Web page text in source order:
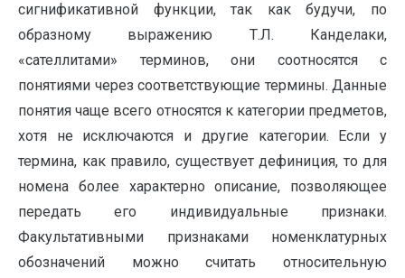
сигнификативной функции, так как будучи, по
образному выражению Т.Л. Канделаки,
«сателлитами» терминов, они соотносятся с
понятиями через соответствующие термины. Данные
понятия чаще всего относятся к категории предметов,
хотя не исключаются и другие категории. Если у
термина, как правило, существует дефиниция, то для
номена более характерно описание, позволяющее
передать его индивидуальные признаки.
Факультативными признаками номенклатурных
обозначений можно считать относительную